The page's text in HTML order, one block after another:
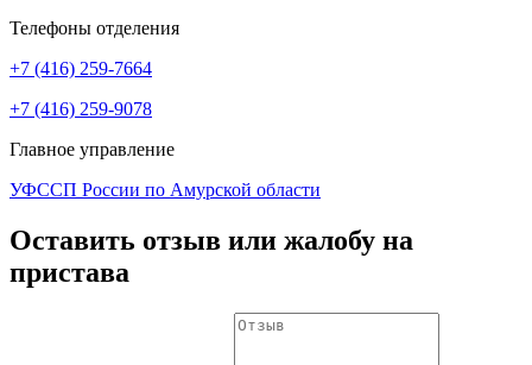
Телефоны отделения
+7 (416) 259-7664
+7 (416) 259-9078
Главное управление
УФССП России по Амурской области
Оставить отзыв или жалобу на
пристава